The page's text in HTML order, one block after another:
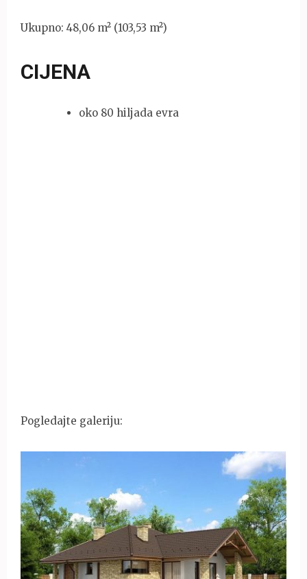
Ukupno: 48,06 m² (103,53 m²)
CIJENA
oko 80 hiljada evra
Pogledajte galeriju: